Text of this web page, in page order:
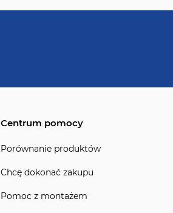
Centrum pomocy
Porównanie produktów
Chcę dokonać zakupu
Pomoc z montażem